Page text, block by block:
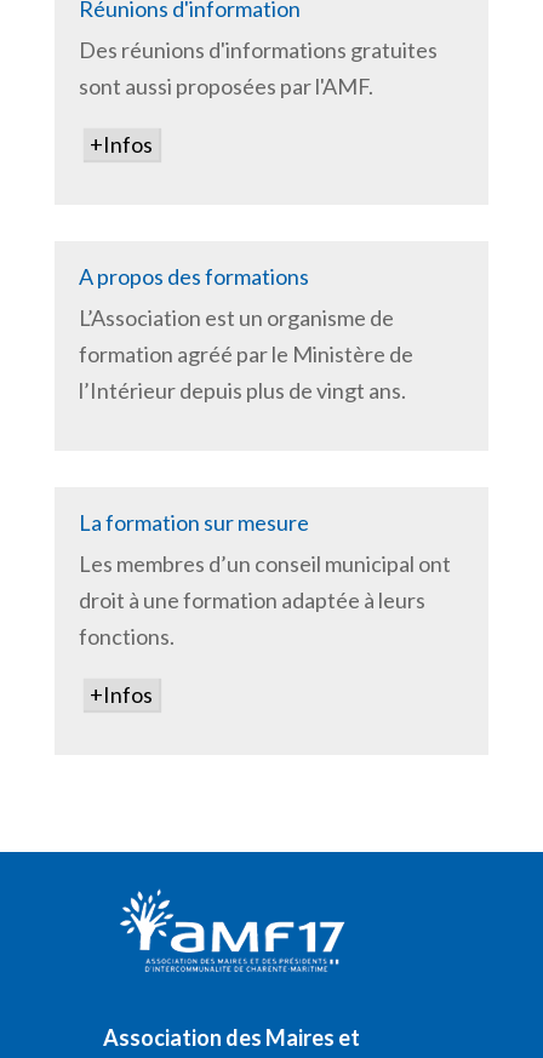
Réunions d'information
Des réunions d'informations gratuites
sont aussi proposées par l'AMF.
+Infos
A propos des formations
L’Association est un organisme de
formation agréé par le Ministère de
l’Intérieur depuis plus de vingt ans.
La formation sur mesure
Les membres d’un conseil municipal ont
droit à une formation adaptée à leurs
fonctions.
+Infos
Association des Maires et